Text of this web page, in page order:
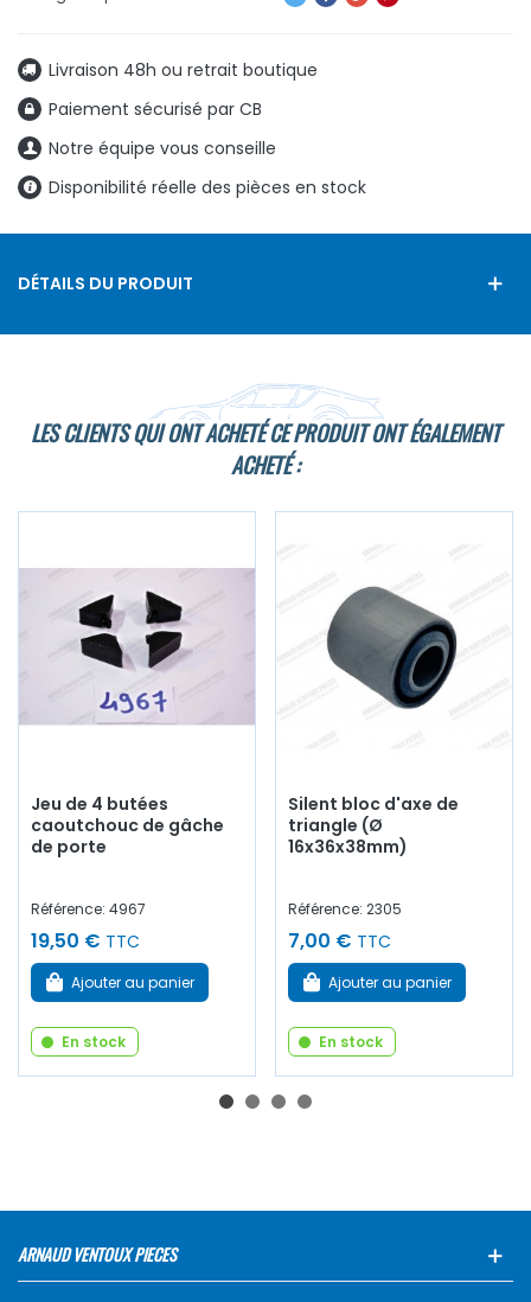
Livraison 48h ou retrait boutique
Paiement sécurisé par CB
Notre équipe vous conseille
Disponibilité réelle des pièces en stock
DÉTAILS DU PRODUIT
LES CLIENTS QUI ONT ACHETÉ CE PRODUIT ONT ÉGALEMENT
ACHETÉ :
Jeu de 4 butées
caoutchouc de gâche
de porte
Référence: 4967
19,50 € TTC
Ajouter au panier
En stock
Silent bloc d'axe de
triangle (Ø
16x36x38mm)
Référence: 2305
7,00 € TTC
Ajouter au panier
En stock
ARNAUD VENTOUX PIECES